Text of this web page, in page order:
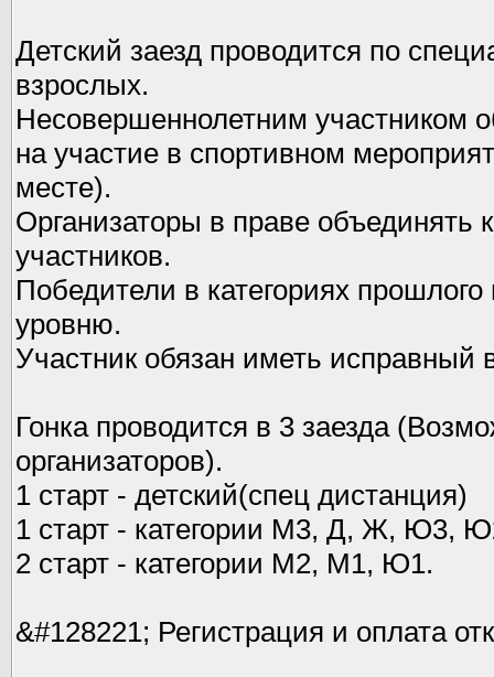
Детский заезд проводится по
взрослых.
Несовершеннолетним участником
на участие в спортивном
месте).
Организаторы в праве объединять
участников.
Победители в категориях
уровню.
Участник обязан иметь
Гонка проводится в 3 заезда
организаторов).
1 старт - детский(спец дистанция)
1 старт - категории М3, Д, Ж, Ю3,
2 старт - категории М2, М1, Ю1.
&#128221; Регистрация и оплата